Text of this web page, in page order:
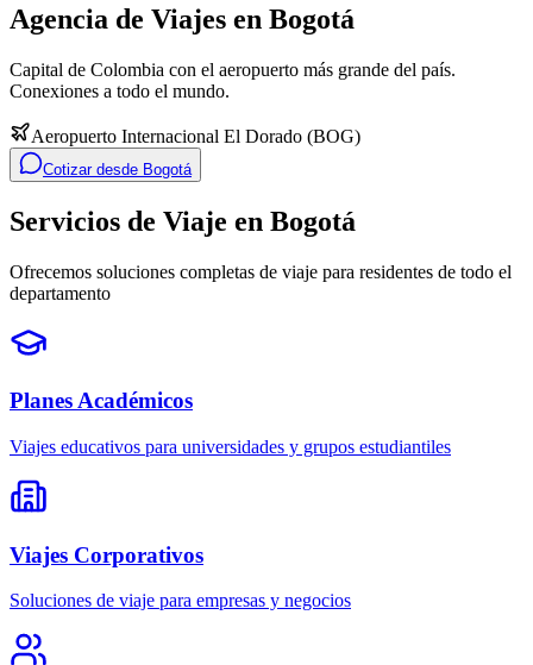
Agencia de Viajes en Bogotá
Capital de Colombia con el aeropuerto más grande del país.
Conexiones a todo el mundo.
Aeropuerto Internacional El Dorado (BOG)
Cotizar desde Bogotá
Servicios de Viaje en Bogotá
Ofrecemos soluciones completas de viaje para residentes de todo el
departamento
Planes Académicos
Viajes educativos para universidades y grupos estudiantiles
Viajes Corporativos
Soluciones de viaje para empresas y negocios